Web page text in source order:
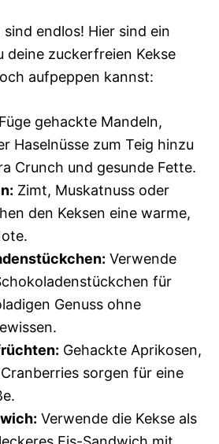
endlos! Hier sind ein
deine zuckerfreien Kekse
aufpeppen kannst:
Füge gehackte Mandeln,
Haselnüsse zum Teig hinzu
Crunch und gesunde Fette.
Zimt, Muskatnuss oder
den Keksen eine warme,
Verwende
für
Genuss ohne
Gehackte Aprikosen,
sorgen für eine
Verwende die Kekse als